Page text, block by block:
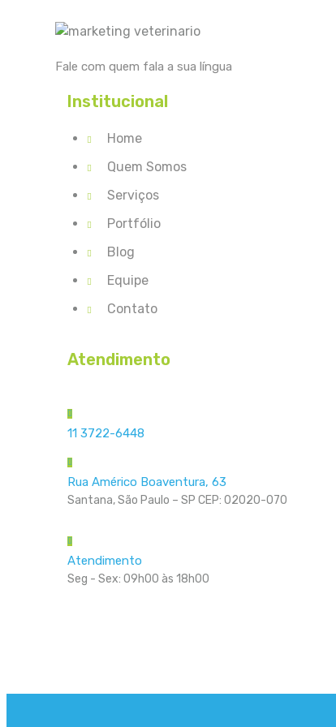
Fale com quem fala a sua língua
Institucional
Home
Quem Somos
Serviços
Portfólio
Blog
Equipe
Contato
Atendimento
11 3722-6448
Rua Américo Boaventura, 63
Santana, São Paulo – SP CEP: 02020-070
Atendimento
Seg - Sex: 09h00 às 18h00